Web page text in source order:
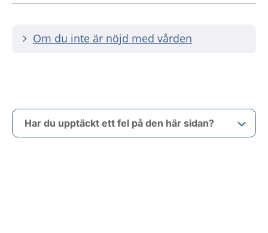
Om du inte är nöjd med vården
Har du upptäckt ett fel på den här sidan?